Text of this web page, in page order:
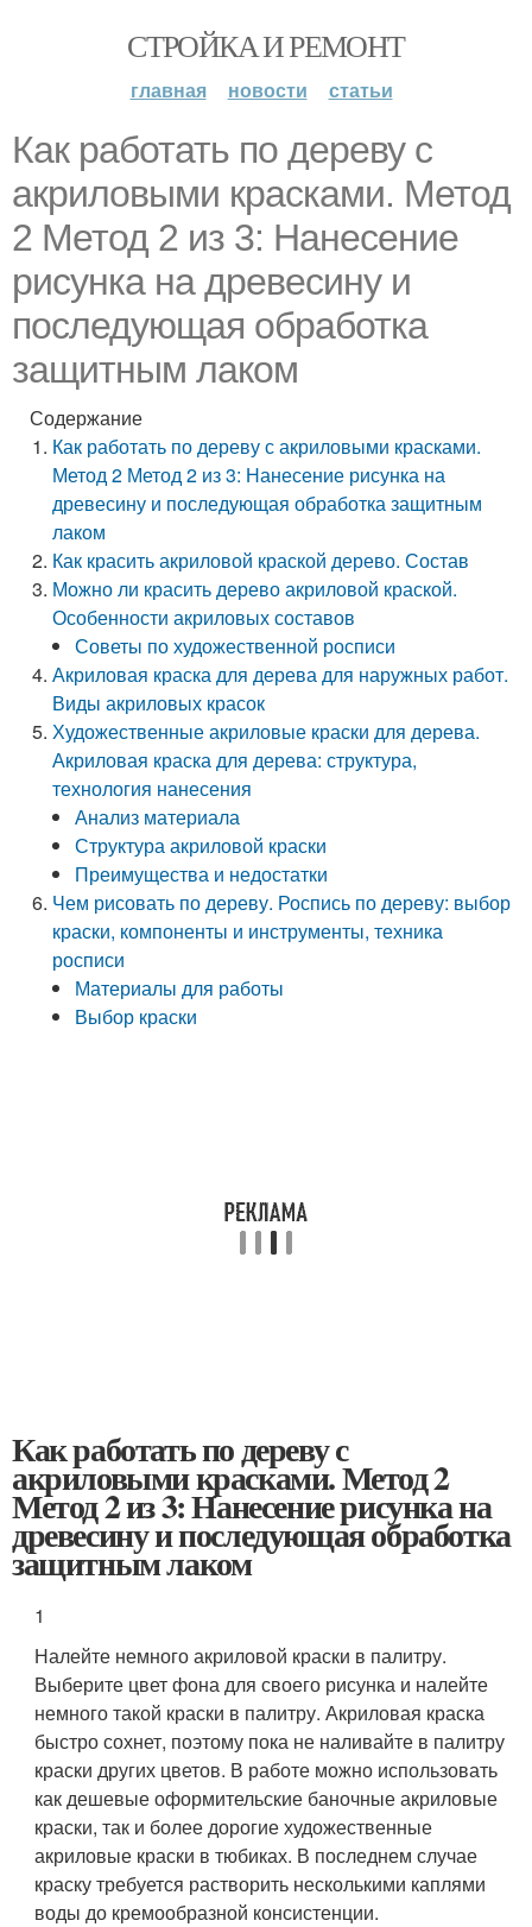
СТРОЙКА И РЕМОНТ
главная новости статьи
Как работать по дереву с
акриловыми красками. Метод
2 Метод 2 из 3: Нанесение
рисунка на древесину и
последующая обработка
защитным лаком
Содержание
Как работать по дереву с акриловыми красками.
Метод 2 Метод 2 из 3: Нанесение рисунка на
древесину и последующая обработка защитным
лаком
Как красить акриловой краской дерево. Состав
Можно ли красить дерево акриловой краской.
Особенности акриловых составов
Советы по художественной росписи
Акриловая краска для дерева для наружных работ.
Виды акриловых красок
Художественные акриловые краски для дерева.
Акриловая краска для дерева: структура,
технология нанесения
Анализ материала
Структура акриловой краски
Преимущества и недостатки
Чем рисовать по дереву. Роспись по дереву: выбор
краски, компоненты и инструменты, техника
росписи
Материалы для работы
Выбор краски
Как работать по дереву с
акриловыми красками. Метод 2
Метод 2 из 3: Нанесение рисунка на
древесину и последующая обработка
защитным лаком
1
Налейте немного акриловой краски в палитру.
Выберите цвет фона для своего рисунка и налейте
немного такой краски в палитру. Акриловая краска
быстро сохнет, поэтому пока не наливайте в палитру
краски других цветов. В работе можно использовать
как дешевые оформительские баночные акриловые
краски, так и более дорогие художественные
акриловые краски в тюбиках. В последнем случае
краску требуется растворить несколькими каплями
воды до кремообразной консистенции.